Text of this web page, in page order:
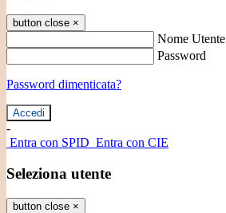
button close ×
Nome Utente
Password
Password dimenticata?
-
Entra con SPID Entra con CIE
Seleziona utente
button close ×